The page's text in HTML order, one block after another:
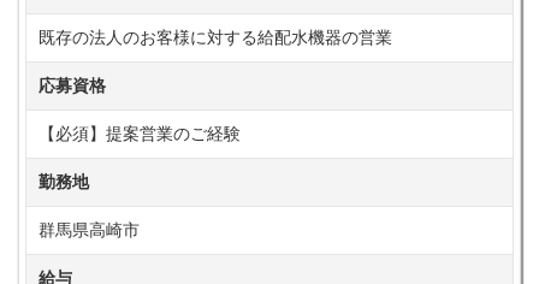
既存の法人のお客様に対する給配水機器の営業
応募資格
【必須】提案営業のご経験
勤務地
群馬県高崎市
給与